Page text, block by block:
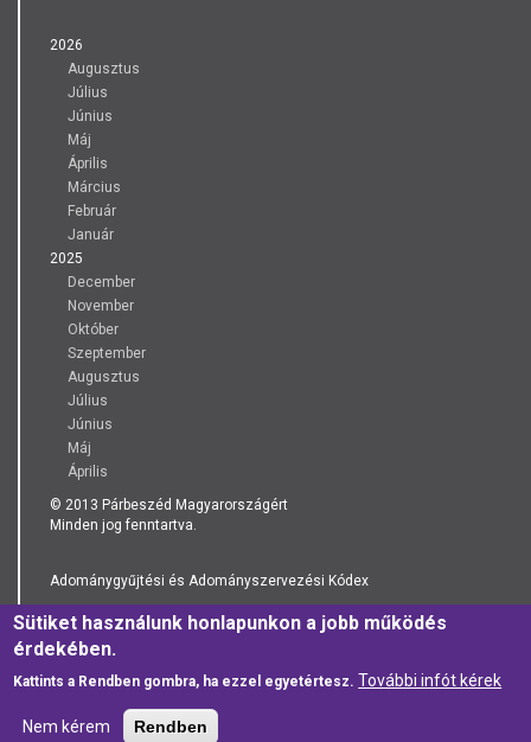
2026
Augusztus
Július
Június
Máj
Április
Március
Február
Január
2025
December
November
Október
Szeptember
Augusztus
Július
Június
Máj
Április
© 2013 Párbeszéd Magyarországért
Minden jog fenntartva.
Adománygyűjtési és Adományszervezési Kódex
Sütiket használunk honlapunkon a jobb működés
érdekében.
Kattints a Rendben gombra, ha ezzel egyetértesz. További infót kérek
Nem kérem Rendben